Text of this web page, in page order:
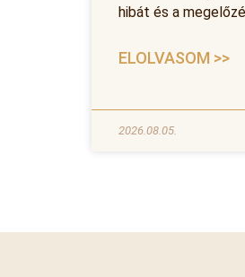
hibát és a
ELOLVASOM >>
2026.08.05.